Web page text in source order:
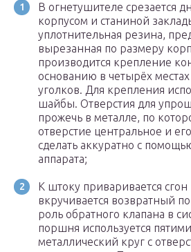
В огнетушителе срезается
корпусом и станиной
уплотнительная резина,
вырезанная по размеру
производится крепление
основанию в четырёх
уголков. Для крепления
шайбы. Отверстия для
прожечь в металле, по
отверстие центральное и
сделать аккуратно с
аппарата;
К штоку приваривается
вкручивается возвратный
роль обратного клапана в
поршня используется
металлический круг с